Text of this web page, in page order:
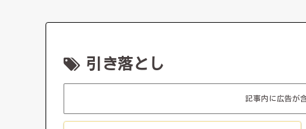
引き落とし
記事内に広告が